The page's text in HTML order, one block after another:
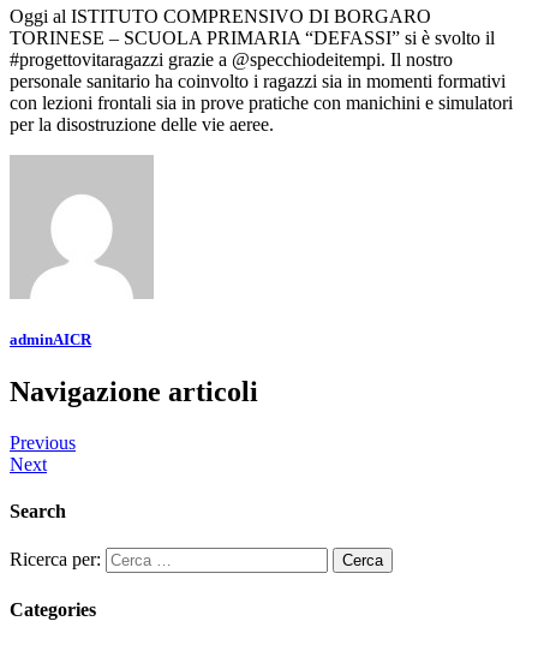
Oggi al ISTITUTO COMPRENSIVO DI BORGARO
TORINESE – SCUOLA PRIMARIA “DEFASSI” si è svolto il
#progettovitaragazzi grazie a @specchiodeitempi. Il nostro
personale sanitario ha coinvolto i ragazzi sia in momenti formativi
con lezioni frontali sia in prove pratiche con manichini e simulatori
per la disostruzione delle vie aeree.
adminAICR
Navigazione articoli
Previous
Next
Search
Ricerca per:
Categories